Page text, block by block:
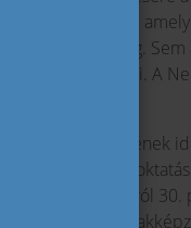
élhet,
határozza meg.
ügyben eljárni. A
és befejezésének
hogy a
felsőoktatásról
a felsőoktatási